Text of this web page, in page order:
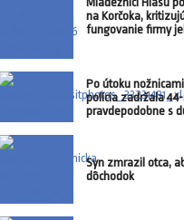
na Korčoka,
fungovanie firmy
Po útoku
polícia zadržala
pravdepodobne s
Syn zmrazil otca,
dôchodok